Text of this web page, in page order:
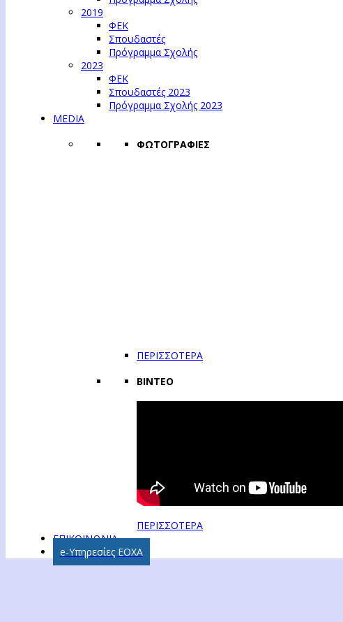
2019
ΦΕΚ
Σπουδαστές
Πρόγραμμα Σχολής
2023
ΦΕΚ
Σπουδαστές 2023
Πρόγραμμα Σχολής 2023
MEDIA
ΦΩΤΟΓΡΑΦΙΕΣ
ΠΕΡΙΣΣΟΤΕΡΑ
ΒΙΝΤΕΟ
ΠΕΡΙΣΣΟΤΕΡΑ
ΕΠΙΚΟΙΝΩΝΙΑ
e-Υπηρεσίες ΕΟΧΑ